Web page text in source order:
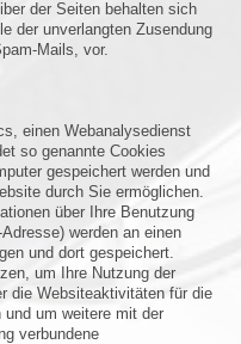
der Seiten behalten sich
der unverlangten Zusendung
Mails, vor.
einen Webanalysedienst
so genannte Cookies
gespeichert werden und
durch Sie ermöglichen.
über Ihre Benutzung
werden an einen
und dort gespeichert.
um Ihre Nutzung der
die Websiteaktivitäten für die
um weitere mit der
verbundene